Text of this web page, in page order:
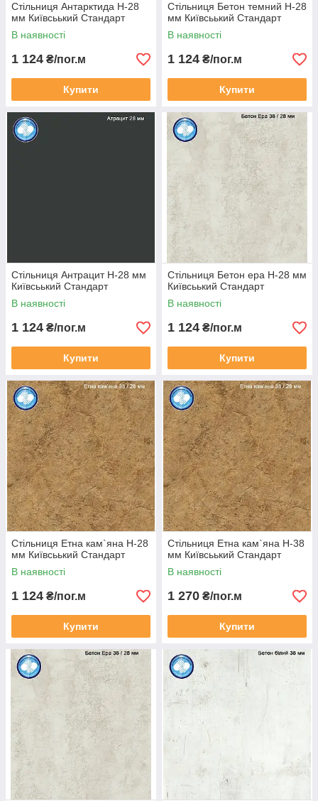
Стільниця Антарктида Н-28
мм Київсьький Стандарт
В наявності
1 124 ₴/пог.м
Купити
Стільниця Бетон темний Н-28
мм Київсьький Стандарт
В наявності
1 124 ₴/пог.м
Купити
Стільниця Антрацит Н-28 мм
Київсьький Стандарт
В наявності
1 124 ₴/пог.м
Купити
Стільниця Бетон ера Н-28 мм
Київсьький Стандарт
В наявності
1 124 ₴/пог.м
Купити
Стільниця Етна кам`яна Н-28
мм Київсьький Стандарт
В наявності
1 124 ₴/пог.м
Купити
Стільниця Етна кам`яна Н-38
мм Київсьький Стандарт
В наявності
1 270 ₴/пог.м
Купити